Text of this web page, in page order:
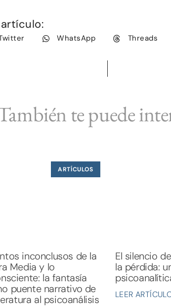
WhatsApp Threads
te puede
ARTÍCULOS
inconclusos de la
Media y lo
la fantasía
puente narrativo de
al psicoanálisis
El silencio
la pérdida:
LEER